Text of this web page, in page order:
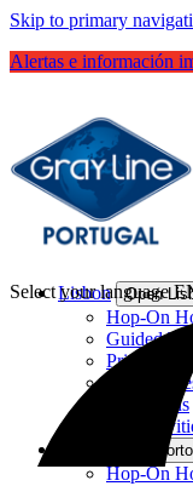
Skip to primary
Alertas e información
Lisbon Open
Hop-On
Guided
Private
Attractions
All
Open
Hop-On
Select your language